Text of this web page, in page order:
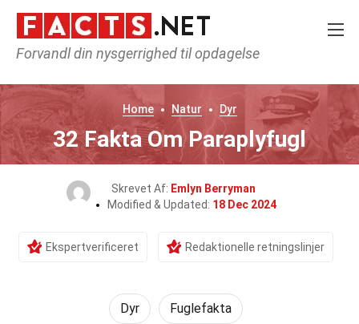
Forvandl din nysgerrighed til opdagelse
Home Natur Dyr
32 Fakta Om Paraplyfugl
Skrevet Af: Emlyn Berryman
Modified & Updated: 18 Dec 2024
Ekspertverificeret Redaktionelle retningslinjer
Dyr Fuglefakta